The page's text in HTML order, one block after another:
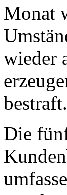
Monat
wieder
bestraft.
Die